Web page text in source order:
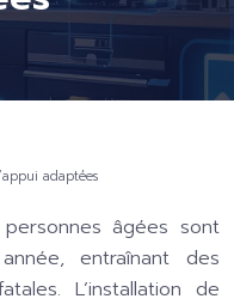
adaptées
âgées sont
entraînant des
L’installation de